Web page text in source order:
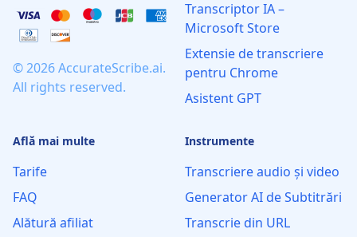
© 2026 AccurateScribe.ai.
All rights reserved.
Transcriptor IA –
Microsoft Store
Extensie de transcriere
pentru Chrome
Asistent GPT
Află mai multe
Tarife
FAQ
Alătură afiliat
Instrumente
Transcriere audio și video
Generator AI de Subtitrări
Transcrie din URL